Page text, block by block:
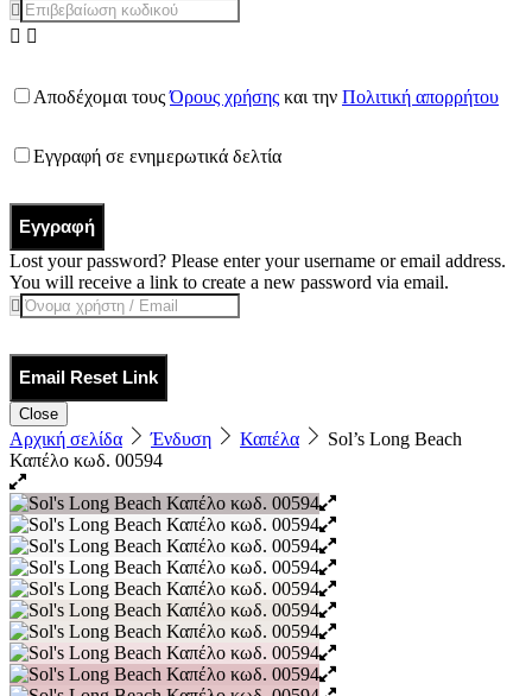
Αποδέχομαι τουςΌρους χρήσης και την Πολιτική απορρήτου
Εγγραφή σε ενημερωτικά δελτία
Εγγραφή
Lost your password? Please enter your username or email address.
You will receive a link to create a new password via email.
Email Reset Link
Close
Αρχική σελίδα Ένδυση Καπέλα
Sol’s Long Beach
Καπέλο κωδ. 00594